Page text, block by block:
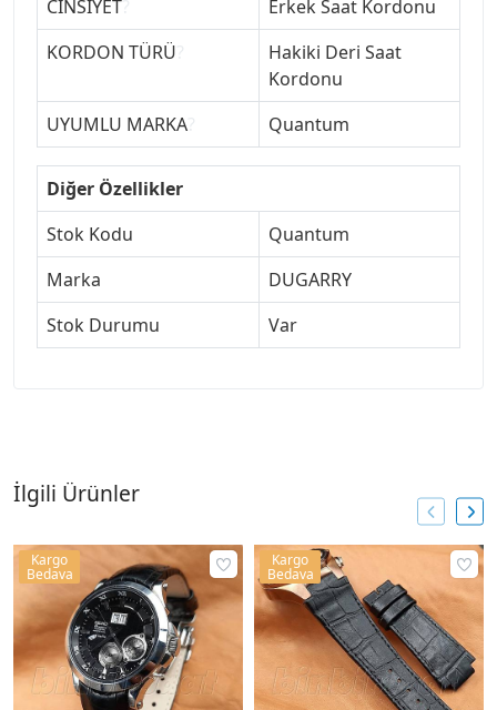
CİNSİYET
Erkek Saat Kordonu
KORDON TÜRÜ
Hakiki Deri Saat
Kordonu
UYUMLU MARKA
Quantum
Diğer Özellikler
Stok Kodu
Quantum
Marka
DUGARRY
Stok Durumu
Var
İlgili Ürünler
Kargo
Bedava
Kargo
Bedava